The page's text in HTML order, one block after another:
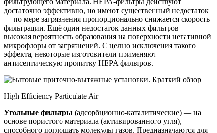
фильтрующего материала. HEPA-фильтры действуют
достаточно эффективно, но имеют существенный недостаток
— по мере загрязнения пропорционально снижается скорость
фильтрации. Ещё один недостаток данных фильтров —
высокая вероятность образования на поверхности негативной
микрофлоры от загрязнений. С целью исключения такого
эффекта, некоторые изготовители применяют
антисептическую пропитку HEPA фильтров.
High Efficiency Particulate Air
Угольные фильтры (адсорбционно-каталитические) — на
основе пористого материала (активированного угля),
способного поглощать молекулы газов. Предназначаются для